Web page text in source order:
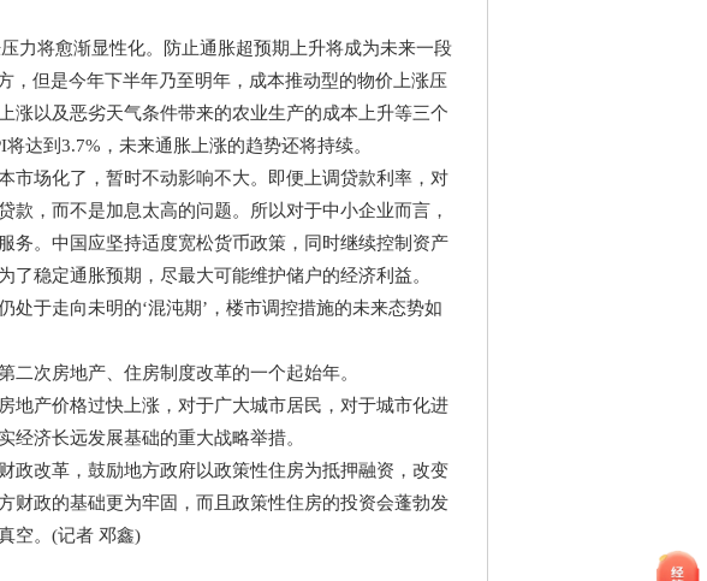
将愈渐显性化。防止通胀超预期上升将成为未来一段
，但是今年下半年乃至明年，成本推动型的物价上涨压
涨以及恶劣天气条件带来的农业生产的成本上升等三个
达到3.7%，未来通胀上涨的趋势还将持续。
场化了，暂时不动影响不大。即便上调贷款利率，对
，而不是加息太高的问题。所以对于中小企业而言，
务。中国应坚持适度宽松货币政策，同时继续控制资产
稳定通胀预期，尽最大可能维护储户的经济利益。
于走向未明的‘混沌期’，楼市调控措施的未来态势如
次房地产、住房制度改革的一个起始年。
产价格过快上涨，对于广大城市居民，对于城市化进
济长远发展基础的重大战略举措。
改革，鼓励地方政府以政策性住房为抵押融资，改变
财政的基础更为牢固，而且政策性住房的投资会蓬勃发
空。(记者 邓鑫)